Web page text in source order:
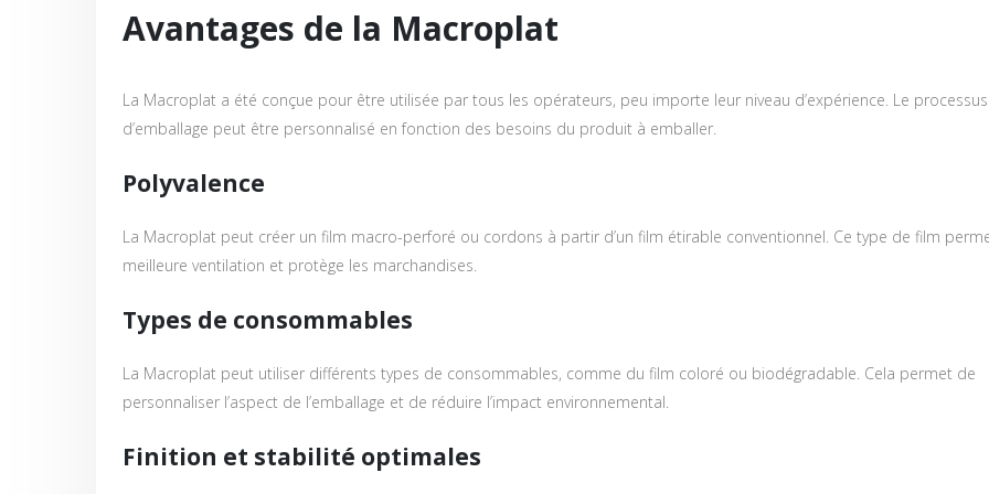
Avantages de la Macroplat
La Macroplat a été conçue pour être utilisée par tous les opérateurs, peu importe leur niveau d’expérience. Le processus
d’emballage peut être personnalisé en fonction des besoins du produit à emballer.
Polyvalence
La Macroplat peut créer un film macro-perforé ou cordons à partir d’un film étirable conventionnel. Ce type de film
meilleure ventilation et protège les marchandises.
Types de consommables
La Macroplat peut utiliser différents types de consommables, comme du film coloré ou biodégradable. Cela permet de
personnaliser l’aspect de l’emballage et de réduire l’impact environnemental.
Finition et stabilité optimales